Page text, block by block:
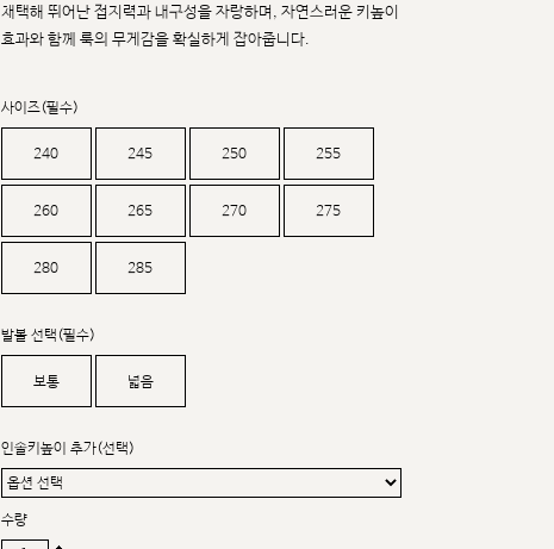
채택해 뛰어난 접지력과 내구성을 자랑하며, 자연스러운 키높이
효과와 함께 룩의 무게감을 확실하게 잡아줍니다.
사이즈(필수)
240 245 250 255
260 265 270 275
280 285
발볼 선택(필수)
보통 넓음
인솔키높이 추가(선택)
수량